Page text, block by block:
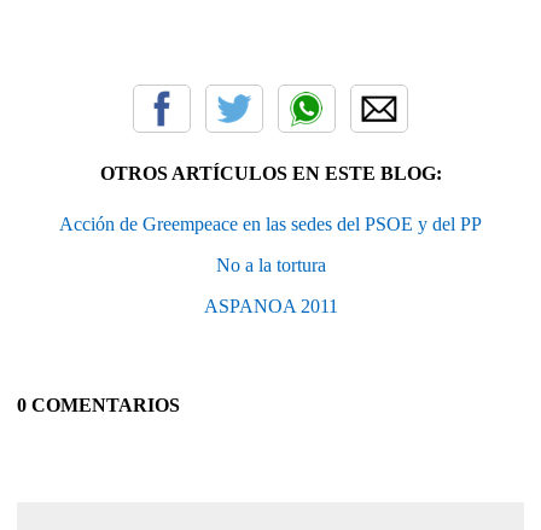
OTROS ARTÍCULOS EN ESTE BLOG:
Acción de Greempeace en las sedes del PSOE y del PP
No a la tortura
ASPANOA 2011
0 COMENTARIOS